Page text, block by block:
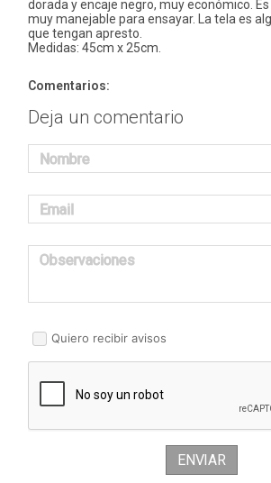
dorada y encaje negro, muy económico.
muy manejable para ensayar. La tela es
que tengan apresto.
Medidas: 45cm x 25cm.
Comentarios:
Deja un comentario
Nombre
Email
Observaciones
Quiero recibir avisos
ENVIAR